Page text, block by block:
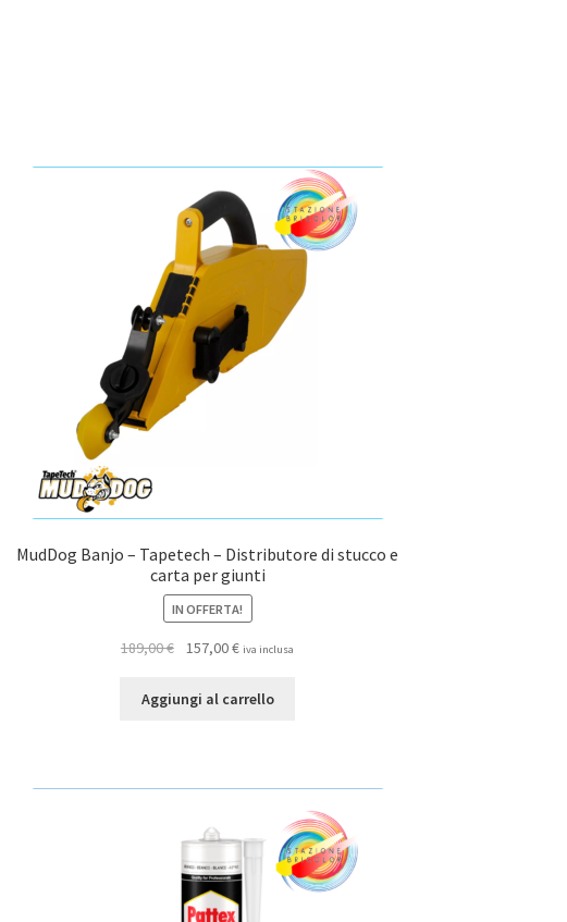
MudDog Banjo – Tapetech – Distributore di stucco e
carta per giunti
IN OFFERTA!
189,00€
originale
157,00€Il
attuale
iva inclusa
Aggiungi al carrello